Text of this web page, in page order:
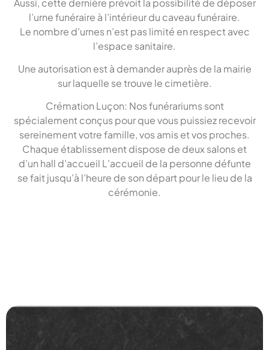
l’urne funéraire à l’intérieur du caveau funéraire.
Le nombre d’urnes n’est pas limité en respect avec
l’espace sanitaire.
Une autorisation est à demander auprès de la mairie
sur laquelle se trouve le cimetière.
Crémation Luçon: Nos funérariums sont
spécialement conçus pour que vous puissiez recevoir
sereinement votre famille, vos amis et vos proches.
Chaque établissement dispose de deux salons et
d’un hall d’accueil L’accueil de la personne défunte
se fait jusqu’à l’heure de son départ pour le lieu de la
cérémonie.